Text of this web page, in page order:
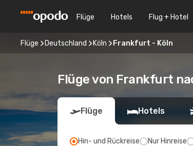
Flüge Hotels Flug + Hotel
Flüge Deutschland Köln Frankfurt - Köln
Flüge von Frankfurt
Flüge Hotels
Hin- und Rückreise Nur Hinreise